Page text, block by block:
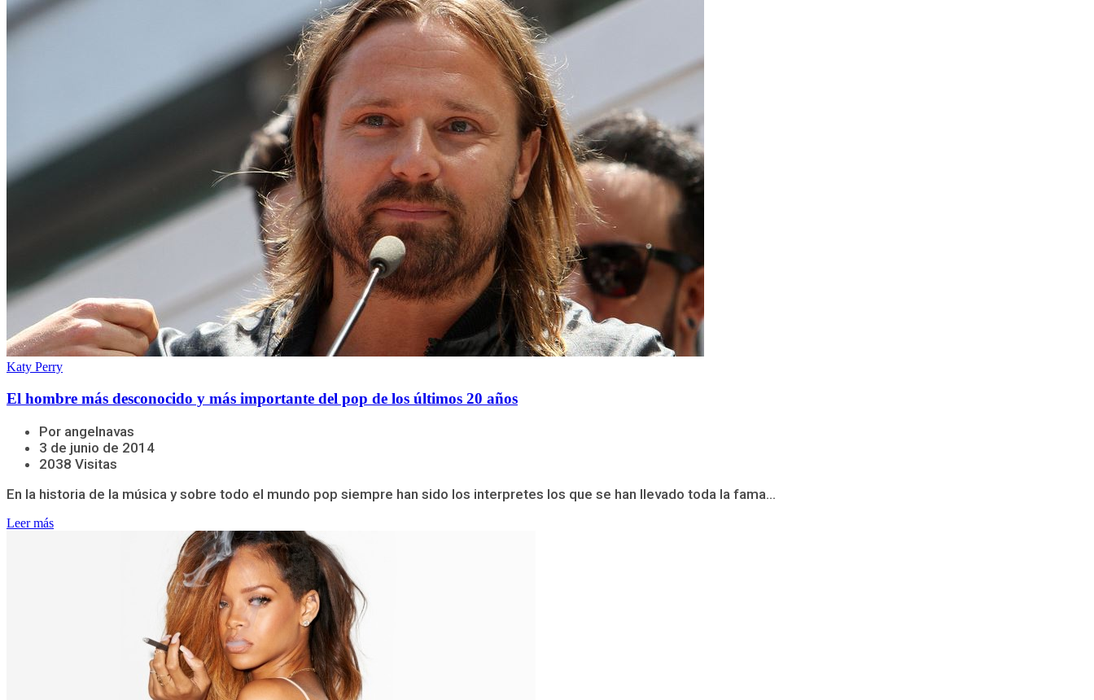
Katy Perry
El hombre más desconocido y más importante del pop de los últimos 20 años
Por angelnavas
3 de junio de 2014
2038 Visitas
En la historia de la música y sobre todo el mundo pop siempre han sido los interpretes los que se han llevado toda la fama...
Leer más